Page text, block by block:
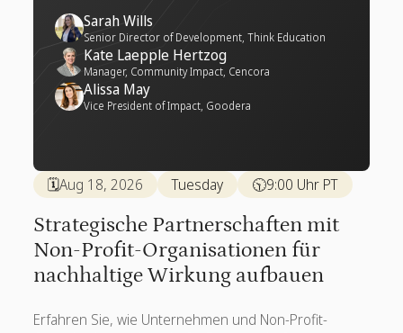
Sarah Wills
Senior Director of Development, Think Education
Kate Laepple Hertzog
Manager, Community Impact, Cencora
Alissa May
Vice President of Impact, Goodera
🗓️Aug 18, 2026 Tuesday 🕥9:00 Uhr PT
Strategische Partnerschaften mit
Non-Profit-Organisationen für
nachhaltige Wirkung aufbauen
Erfahren Sie, wie Unternehmen und Non-Profit-